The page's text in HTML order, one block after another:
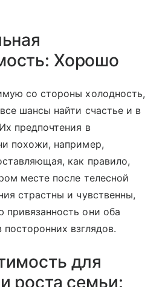
Хорошо
со стороны холодность,
шансы найти счастье и в
предпочтения в
похожи, например,
как правило,
месте после телесной
страстны и чувственны,
они оба
взглядов.
для
роста семьи: